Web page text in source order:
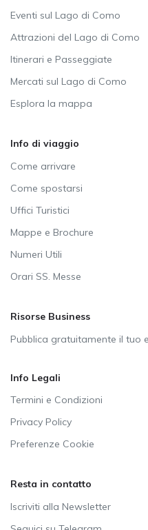
Eventi sul Lago di Como
Attrazioni del Lago di Como
Itinerari e Passeggiate
Mercati sul Lago di Como
Esplora la mappa
Info di viaggio
Come arrivare
Come spostarsi
Uffici Turistici
Mappe e Brochure
Numeri Utili
Orari SS. Messe
Risorse Business
Pubblica gratuitamente il tuo
Info Legali
Termini e Condizioni
Privacy Policy
Preferenze Cookie
Resta in contatto
Iscriviti alla Newsletter